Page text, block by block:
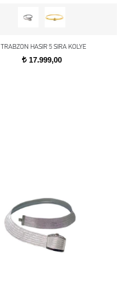
TRABZON HASIR 5 SIRA KOLYE
t 17.999,00